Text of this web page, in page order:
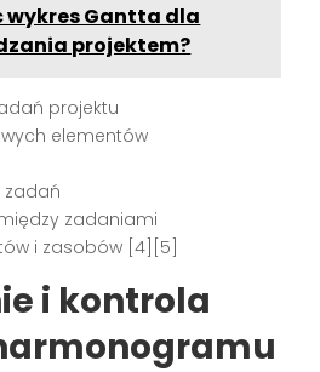
wykres Gantta dla
projektem?
projektu
elementów
zadań
zadaniami
i zasobów [4][5]
i kontrola